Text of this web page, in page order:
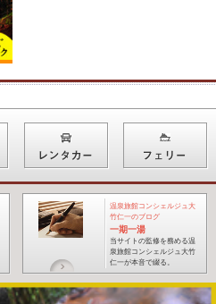
温泉旅館コンシェルジュ大
竹仁一のブログ
一期一湯
当サイトの監修を務める温
泉旅館コンシェルジュ大竹
仁一が本音で綴る 。